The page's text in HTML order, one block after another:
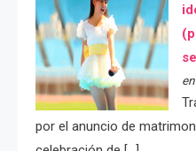
por el anuncio de